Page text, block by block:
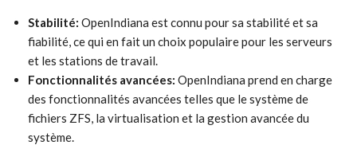
Stabilité: OpenIndiana est connu pour sa stabilité et sa
fiabilité, ce qui en fait un choix populaire pour les serveurs
et les stations de travail.
Fonctionnalités avancées: OpenIndiana prend en charge
des fonctionnalités avancées telles que le système de
fichiers ZFS, la virtualisation et la gestion avancée du
système.